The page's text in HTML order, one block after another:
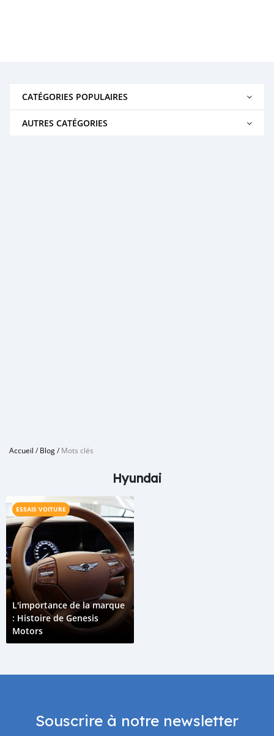
CATÉGORIES POPULAIRES
AUTRES CATÉGORIES
Accueil /Blog/Mots clés
Hyundai
ESSAIS VOITURE
L'importance de la marque
: Histoire de Genesis
Motors
Souscrire à notre newsletter